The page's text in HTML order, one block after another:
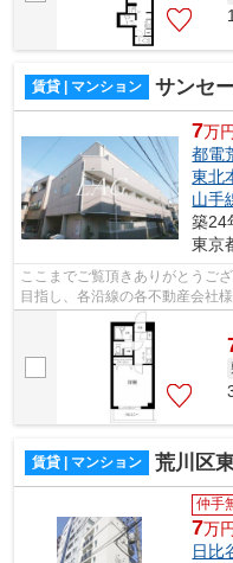
賃貸 | マンション サンセ
7万円
都電
東北
山手
築24
東京
ここまでご覧頂きありがとうご
目指し、各沿線の各不動産会社
様へ提供しております！最新の情
賃貸 | マンション 荒川区東
仲手
7万円
日比